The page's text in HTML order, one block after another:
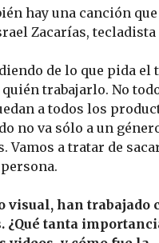
hay una canción
Zacarías, tecladista
de lo que pida el
trabajarlo. No
a todos los
no va sólo a un
Vamos a tratar de
visual, han trabajado
¿Qué tanta